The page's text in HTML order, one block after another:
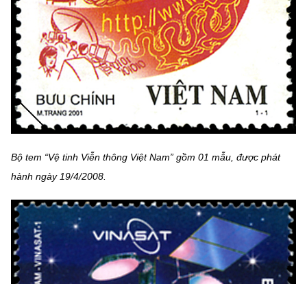
Bộ tem “Vệ tinh Viễn thông Việt Nam” gồm 01 mẫu, được phát
hành ngày 19/4/2008.